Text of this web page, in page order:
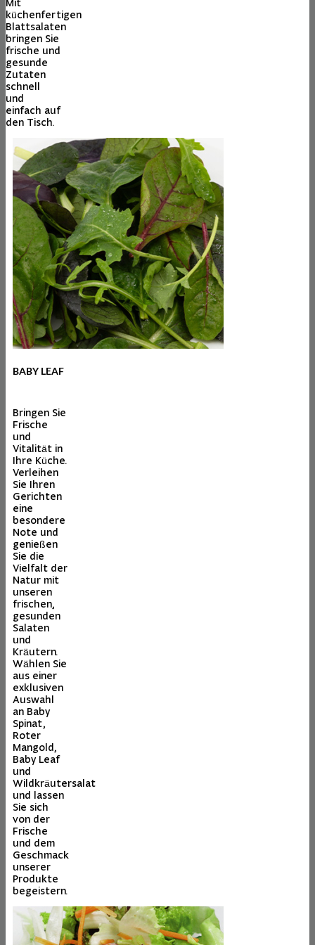
küchenfertigen
Blattsalaten
bringen Sie
frische und
gesunde
Zutaten
schnell
und
einfach auf
den Tisch.
BABY LEAF
Bringen Sie
Frische
und
Vitalität in
Ihre Küche.
Verleihen
Sie Ihren
Gerichten
eine
besondere
Note und
genießen
Sie die
Vielfalt der
Natur mit
unseren
frischen,
gesunden
Salaten
und
Kräutern.
Wählen Sie
aus einer
exklusiven
Auswahl
an Baby
Spinat,
Roter
Mangold,
Baby Leaf
und
Wildkräutersalat
und lassen
Sie sich
von der
Frische
und dem
Geschmack
unserer
Produkte
begeistern.